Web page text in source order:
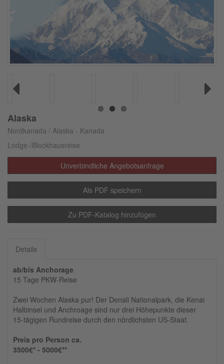
Alaska
Nordkanada / Alaska - Kanada
Lodge-/Blockhausreise
Unverbindliche Angebotsanfrage
Als PDF speichern
Zu PDF-Katalog hinzufügen
Details
ab/bis Anchorage
15 Tage PKW-Reise
Zwei Wochen Alaska pur! Der Denali Nationalpark, die Kenai
Halbinsel und Anchroage sind nur drei Höhepunkte dieser
15-tägigen Rundreise durch den nördlichsten US-Staat.
Preis pro Person ca.
3500€* - 5000€**